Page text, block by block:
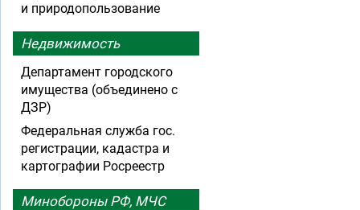
и природопользование
Недвижимость
Департамент городского
имущества (объединено с
ДЗР)
Федеральная служба гос.
регистрации, кадастра и
картографии Росреестр
Минобороны РФ, МЧС